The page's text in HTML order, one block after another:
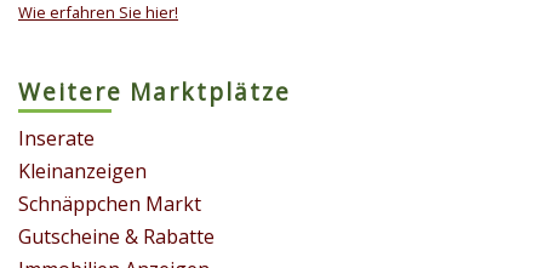
Wie erfahren Sie hier!
Weitere Marktplätze
Inserate
Kleinanzeigen
Schnäppchen Markt
Gutscheine & Rabatte